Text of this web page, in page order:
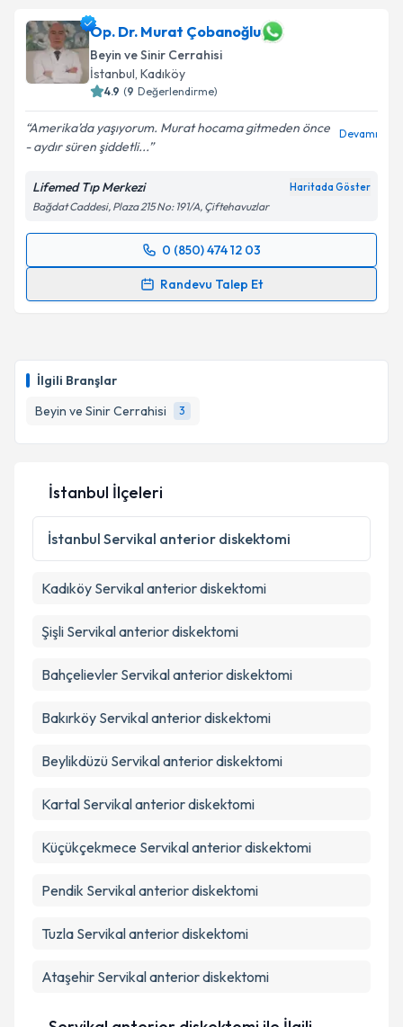
İlgili Branşlar
Beyin ve Sinir Cerrahisi
3
Op. Dr. Murat Çobanoğlu
Beyin ve Sinir Cerrahisi
İstanbul, Kadıköy
4.9 (9 Değerlendirme)
Amerika’da yaşıyorum. Murat hocama gitmeden önce
- aydır süren şiddetli...
Devamı
Lifemed Tıp Merkezi Haritada Göster
Bağdat Caddesi, Plaza 215 No: 191/A, Çiftehavuzlar
0 (850) 474 12 03
Randevu Talep Et
Randevu Takvimi Talebi
E-posta Adresiniz
Kişisel verilerimin işlenmesine ilişkin
Metni'ni okudum ve kişisel verilerimin belirtilen
kapsamda işlenmesini kabul ediyorum.
İstanbul İlçeleri
İstanbul Servikal anterior diskektomi
Kadıköy Servikal anterior diskektomi
Şişli Servikal anterior diskektomi
Bahçelievler Servikal anterior diskektomi
Bakırköy Servikal anterior diskektomi
Beylikdüzü Servikal anterior diskektomi
Kartal Servikal anterior diskektomi
Küçükçekmece Servikal anterior diskektomi
Pendik Servikal anterior diskektomi
Tuzla Servikal anterior diskektomi
Ataşehir Servikal anterior diskektomi